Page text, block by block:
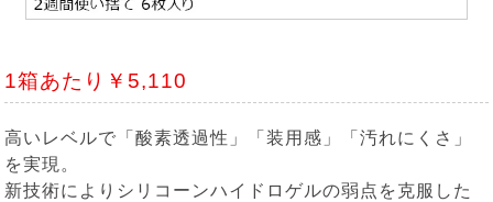
1箱あたり￥5,110
高いレベルで「酸素透過性」「装用感」「汚れにくさ」
を実現。
新技術によりシリコーンハイドロゲルの弱点を克服した